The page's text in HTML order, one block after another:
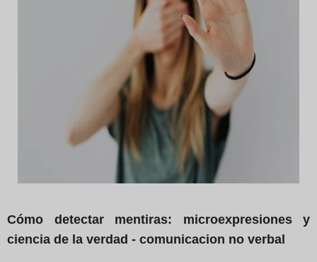
Cómo detectar mentiras: microexpresiones y
ciencia de la verdad - comunicacion no verbal